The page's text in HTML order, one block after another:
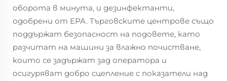
оборота в минута, и дезинфектанти,
одобрени от EPA. Търговските центрове също
поддържат безопасност на подовете, като
разчитат на машини за влажно почистване,
които се задържат зад оператора и
осигуряват добро сцепление с показатели над